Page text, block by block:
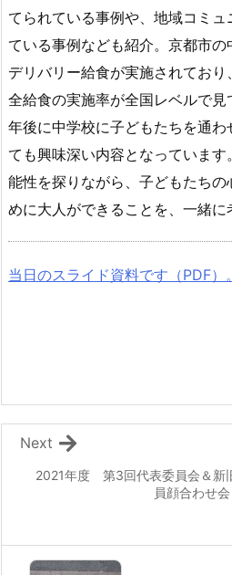
てられている事例や、地域コミ
ている事例なども紹介。京都市
デリバリー給食が実施されてお
全給食の実施率が全国レベルで
年後に中学校に子どもたちを通
ても興味深い内容となっていま
能性を探りながら、子どもたち
めに大人ができることを、一緒に
当日のスライド資料です（PDF）。
2021年度 第3回代表委員会＆新
員顔合わせ会
Next